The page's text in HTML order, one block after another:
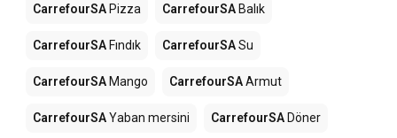
CarrefourSA Pizza CarrefourSA Balık
CarrefourSA Fındık CarrefourSASu
CarrefourSA Mango CarrefourSAArmut
CarrefourSAYaban mersini CarrefourSA Döner